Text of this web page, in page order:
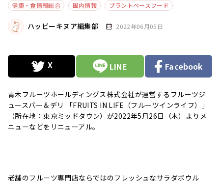
健康・食情報総合 国内情報 プラントベースフード
ハッピーキヌア編集部 2022年06月05日
LINE Facebook
青木フルーツホールディングス株式会社が運営するフルーツジ
ュースバー＆デリ 「FRUITS IN LIFE（フルーツインライフ）」
（所在地：東京ミッドタウン）が2022年5月26日（木）よりメ
ニューなどをリニューアル。
老舗のフルーツ専門店ならではのフレッシュなサラダボウル